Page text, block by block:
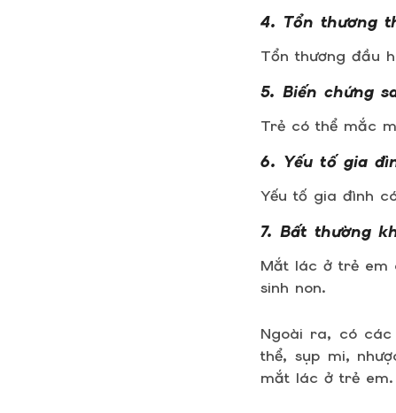
4. Tổn thương
Tổn thương đầu
5. Biến chứng
Trẻ có thể mắc
6. Yếu tố gia
Yếu tố gia đình
7. Bất thường
Mắt lác ở trẻ em
sinh non.
Ngoài ra, có các
thể, sụp mi,
mắt lác ở trẻ em.